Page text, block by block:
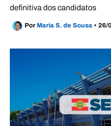
definitiva dos candidatos
Por Maria S. de Sousa • 26/